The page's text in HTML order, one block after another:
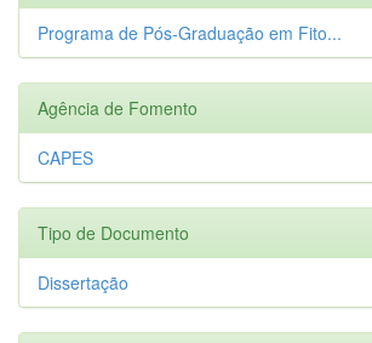
Programa de Pós-Graduação em Fito...
Agência de Fomento
CAPES
Tipo de Documento
Dissertação